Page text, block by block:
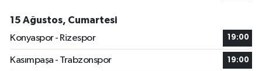
15 Ağustos, Cumartesi
Konyaspor - Rizespor
19:00
Kasımpaşa - Trabzonspor 19:00